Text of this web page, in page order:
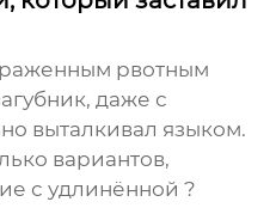
рвотным
даже с
выталкивал языком.
вариантов,
с удлинённой ?